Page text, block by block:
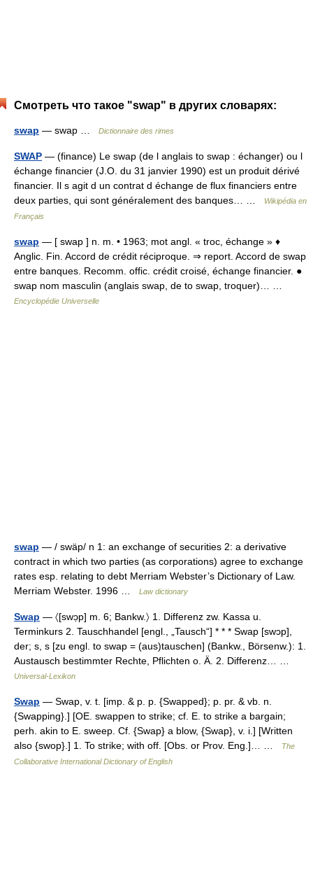
Смотреть что такое "swap" в других словарях:
swap — swap … Dictionnaire des rimes
SWAP — (finance) Le swap (de l anglais to swap : échanger) ou l
échange financier (J.O. du 31 janvier 1990) est un produit dérivé
financier. Il s agit d un contrat d échange de flux financiers entre
deux parties, qui sont généralement des banques… …
Wikipédia en
Français
swap — [ swap ] n. m. • 1963; mot angl. « troc, échange » ♦
Anglic. Fin. Accord de crédit réciproque. ⇒ report. Accord de swap
entre banques. Recomm. offic. crédit croisé, échange financier. ●
swap nom masculin (anglais swap, de to swap, troquer)… …
Encyclopédie Universelle
swap — / swäp/ n 1: an exchange of securities 2: a derivative
contract in which two parties (as corporations) agree to exchange
rates esp. relating to debt Merriam Webster’s Dictionary of Law.
Merriam Webster. 1996 …
Law dictionary
Swap — 〈[swɔ̣p] m. 6; Bankw.〉 1. Differenz zw. Kassa u.
Terminkurs 2. Tauschhandel [engl., „Tausch“] * * * Swap [swɔp],
der; s, s [zu engl. to swap = (aus)tauschen] (Bankw., Börsenw.): 1.
Austausch bestimmter Rechte, Pflichten o. Ä. 2. Differenz… …
Universal-Lexikon
Swap — Swap, v. t. [imp. & p. p. {Swapped}; p. pr. & vb. n.
{Swapping}.] [OE. swappen to strike; cf. E. to strike a bargain;
perh. akin to E. sweep. Cf. {Swap} a blow, {Swap}, v. i.] [Written
also {swop}.] 1. To strike; with off. [Obs. or Prov. Eng.]… …
The
Collaborative International Dictionary of English